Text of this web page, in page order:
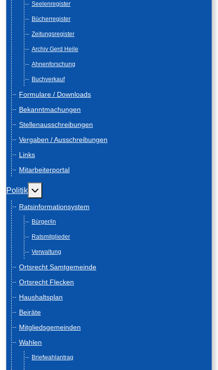
Seelenregister
Bücherregister
Zeitungsregister
Archiv Gerd Heile
Ahnenforschung
Buchverkauf
Formulare / Downloads
Bekanntmachungen
Stellenausschreibungen
Vergaben / Ausschreibungen
Links
Mitarbeiterportal
Politik Weitere Informationen: Politik
Ratsinformationsystem
Bürger/in
Ratsmitglieder
Verwaltung
Ortsrecht Samtgemeinde
Ortsrecht Flecken
Haushaltsplan
Beiräte
Mitgliedsgemeinden
Wahlen
Briefwahlantrag